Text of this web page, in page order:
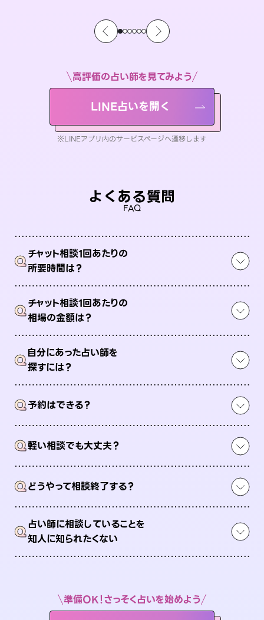
高評価の占い師を見てみよう
LINE占いを開く
※LINEアプリ内のサービスページへ遷移します
よくある質問
FAQ
Qチャット相談1回あたりの
所要時間は？
Qチャット相談1回あたりの
相場の金額は？
Q自分にあった占い師を
探すには？
Q予約はできる？
Q軽い相談でも大丈夫？
Qどうやって相談終了する？
Q占い師に相談していることを
知人に知られたくない
準備OK！さっそく占いを始めよう